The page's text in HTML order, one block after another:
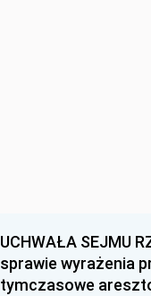
UCHWAŁA SEJMU
sprawie wyrażenia
tymczasowe